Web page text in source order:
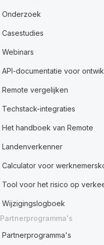
Onderzoek
Casestudies
Webinars
API-documentatie voor
Remote vergelijken
Techstack-integraties
Het handboek van Remote
Landenverkenner
Calculator voor
Tool voor het risico op
Wijzigingslogboek
Partnerprogramma's
Partnerprogramma's